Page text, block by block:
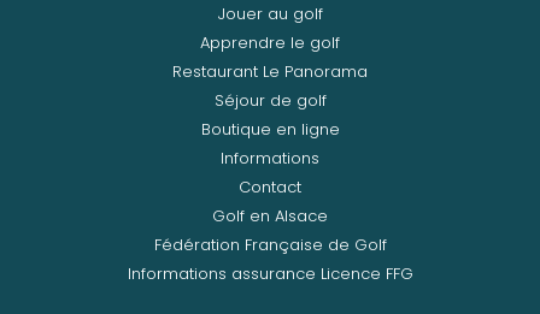
Jouer au golf
Apprendre le golf
Restaurant Le Panorama
Séjour de golf
Boutique en ligne
Informations
Contact
Golf en Alsace
Fédération Française de Golf
Informations assurance Licence FFG